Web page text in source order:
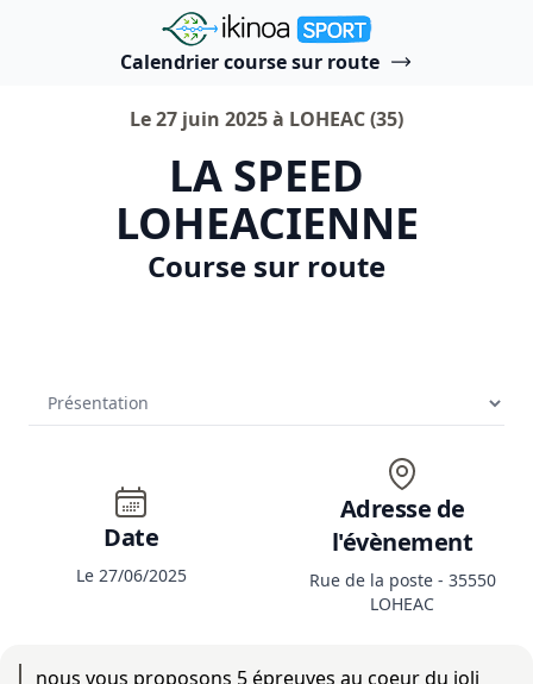
"Ikinoa Sport"
Calendrier course sur route
Le 27 juin 2025 à LOHEAC (35)
LA SPEED
LOHEACIENNE
Course sur route
Date
Le 27/06/2025
Adresse de
l'évènement
Rue de la poste - 35550
LOHEAC
nous vous proposons 5 épreuves au coeur du joli